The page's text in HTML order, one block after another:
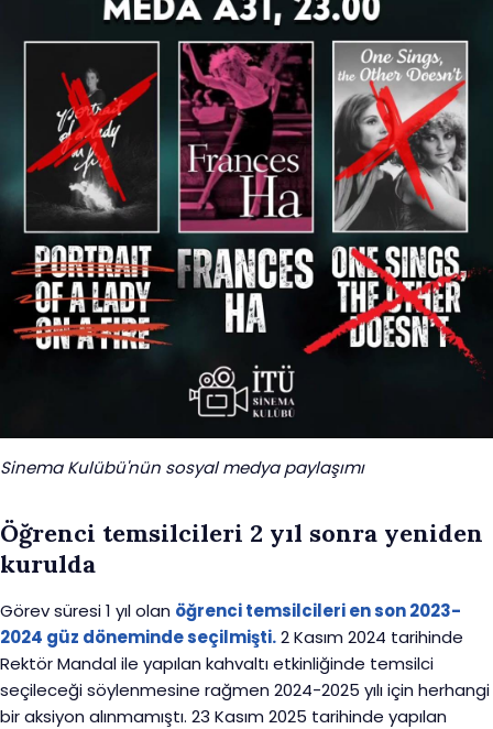
Sinema Kulübü'nün sosyal medya paylaşımı
Öğrenci temsilcileri 2 yıl sonra yeniden
kurulda
Görev süresi 1 yıl olan öğrenci temsilcileri en son 2023-
2024 güz döneminde seçilmişti.2 Kasım 2024 tarihinde
Rektör Mandal ile yapılan kahvaltı etkinliğinde temsilci
seçileceği söylenmesine rağmen 2024-2025 yılı için herhangi
bir aksiyon alınmamıştı. 23 Kasım 2025 tarihinde yapılan